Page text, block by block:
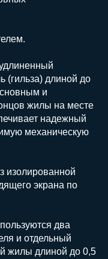
(гильза) длиной до
и
жилы на месте
надежный
механическую
изолированной
экрана по
два
и отдельный
жилы длиной до 0,5